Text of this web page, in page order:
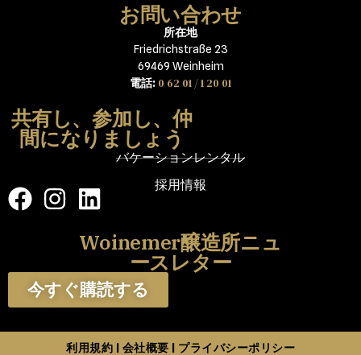
お問い合わせ
所在地
Friedrichstraße 23
69469 Weinheim
電話: 0 62 01 / 1 20 01
共有し、参加し、仲
間になりましょう
バケーションレンタル
採用情報
Woinemer醸造所ニュ
ースレター
今すぐ購読する
利用規約 会社概要 プライバシーポリシー